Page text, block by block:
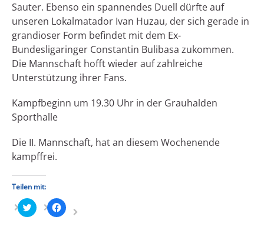
Sauter. Ebenso ein spannendes Duell dürfte auf
unseren Lokalmatador Ivan Huzau, der sich gerade in
grandioser Form befindet mit dem Ex-
Bundesligaringer Constantin Bulibasa zukommen.
Die Mannschaft hofft wieder auf zahlreiche
Unterstützung ihrer Fans.
Kampfbeginn um 19.30 Uhr in der Grauhalden
Sporthalle
Die II. Mannschaft, hat an diesem Wochenende
kampffrei.
Teilen mit:
Klick,
um
Klick,
um